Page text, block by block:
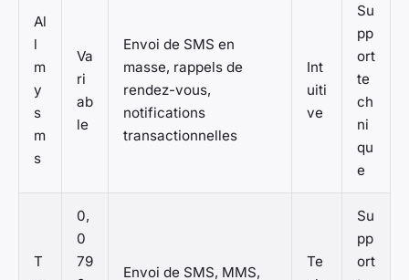
Al
l
m
y
s
m
s
Va
ri
ab
le
Envoi de SMS en
masse, rappels de
rendez-vous,
notifications
transactionnelles
Int
uiti
ve
Su
pp
ort
te
ch
ni
qu
e
T
0,
0
79
Envoi de SMS, MMS,
Te
Su
pp
ort